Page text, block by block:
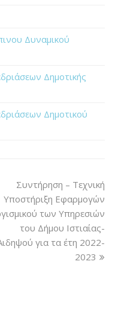
Δυναμικού
Δημοτικής
Δημοτικού
Συντήρηση – Τεχνική
Υποστήριξη Εφαρμογών
των Υπηρεσιών
του Δήμου Ιστιαίας-
για τα έτη 2022-
2023